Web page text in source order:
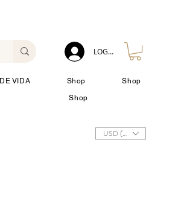
VIDA Shop
Shop
Shop
LOG IN
USD ($)